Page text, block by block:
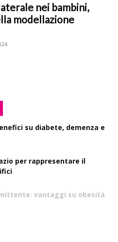
nei bambini,
modellazione
su diabete, demenza e
per rappresentare il
vantaggi su obesità